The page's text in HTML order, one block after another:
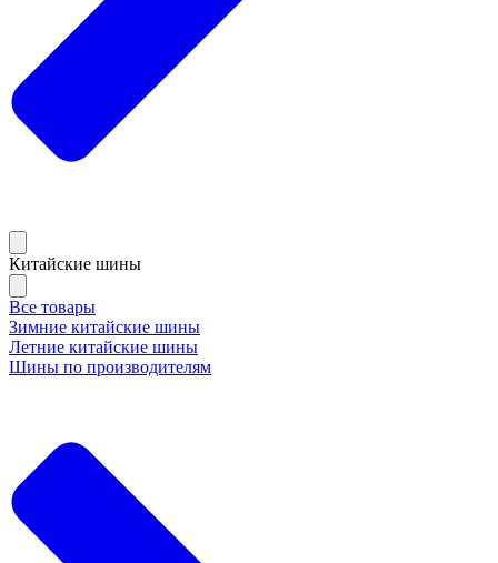
Китайские шины
Все товары
Зимние китайские шины
Летние китайские шины
Шины по производителям